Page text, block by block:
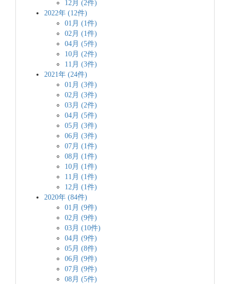
12月 (2件)
2022年 (12件)
01月 (1件)
02月 (1件)
04月 (5件)
10月 (2件)
11月 (3件)
2021年 (24件)
01月 (3件)
02月 (3件)
03月 (2件)
04月 (5件)
05月 (3件)
06月 (3件)
07月 (1件)
08月 (1件)
10月 (1件)
11月 (1件)
12月 (1件)
2020年 (84件)
01月 (9件)
02月 (9件)
03月 (10件)
04月 (9件)
05月 (8件)
06月 (9件)
07月 (9件)
08月 (5件)